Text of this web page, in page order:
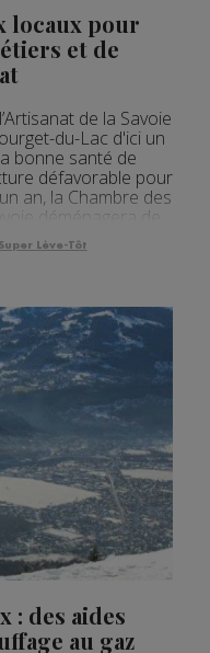
locaux pour
et de
de la Savoie
du-Lac d'ici un
bonne santé de
défavorable pour
an, la Chambre des
déménagera de
matin a été posée
au cœ...
Lève-Tôt
: des aides
au gaz